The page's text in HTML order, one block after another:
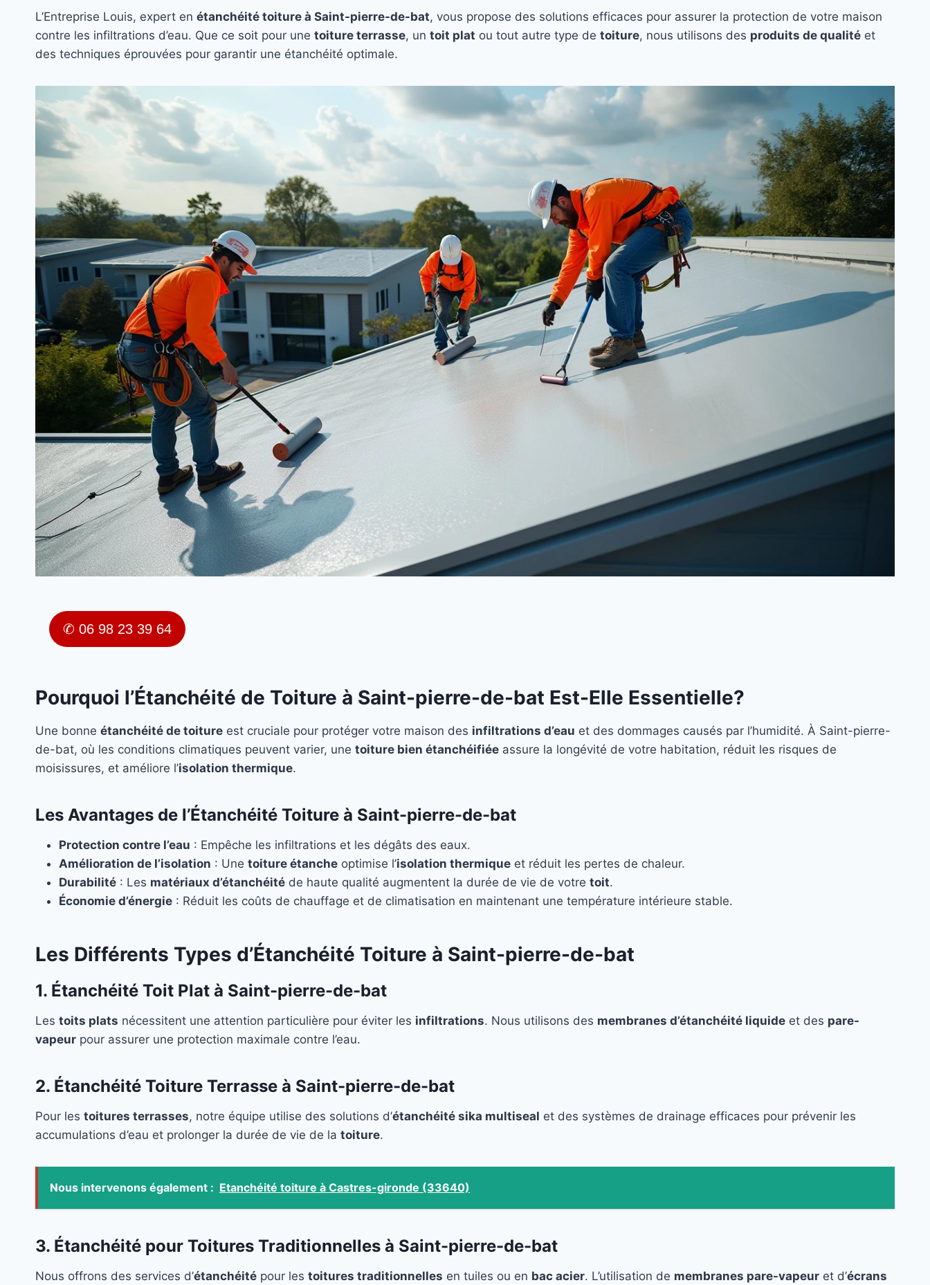
L’Entreprise Louis, expert en étanchéité toiture à Saint-pierre-de-bat, vous propose des solutions efficaces pour assurer la protection de votre maison
contre les infiltrations d’eau. Que ce soit pour une toiture terrasse, un toit plat ou tout autre type de toiture, nous utilisons des produits de qualité et
des techniques éprouvées pour garantir une étanchéité optimale.
✆ 06 98 23 39 64
Pourquoi l’Étanchéité de Toiture à Saint-pierre-de-bat Est-Elle Essentielle?
Une bonne étanchéité de toiture est cruciale pour protéger votre maison des infiltrations d’eau et des dommages causés par l’humidité. À Saint-pierre-
de-bat, où les conditions climatiques peuvent varier, une toiture bien étanchéifiée assure la longévité de votre habitation, réduit les risques de
moisissures, et améliore l’isolation thermique.
Les Avantages de l’Étanchéité Toiture à Saint-pierre-de-bat
Protection contre l’eau : Empêche les infiltrations et les dégâts des eaux.
Amélioration de l’isolation : Une toiture étanche optimise l’isolation thermique et réduit les pertes de chaleur.
Durabilité : Les matériaux d’étanchéité de haute qualité augmentent la durée de vie de votre toit.
Économie d’énergie : Réduit les coûts de chauffage et de climatisation en maintenant une température intérieure stable.
Les Différents Types d’Étanchéité Toiture à Saint-pierre-de-bat
1. Étanchéité Toit Plat à Saint-pierre-de-bat
Les toits plats nécessitent une attention particulière pour éviter les infiltrations. Nous utilisons des membranes d’étanchéité liquide et des pare-
vapeur pour assurer une protection maximale contre l’eau.
2. Étanchéité Toiture Terrasse à Saint-pierre-de-bat
Pour les toitures terrasses, notre équipe utilise des solutions d’étanchéité sika multiseal et des systèmes de drainage efficaces pour prévenir les
accumulations d’eau et prolonger la durée de vie de la toiture.
Nous intervenons également : Etanchéité toiture à Castres-gironde (33640)
3. Étanchéité pour Toitures Traditionnelles à Saint-pierre-de-bat
Nous offrons des services d’étanchéité pour les toitures traditionnelles en tuiles ou en bac acier. L’utilisation de membranes pare-vapeur et d’écrans